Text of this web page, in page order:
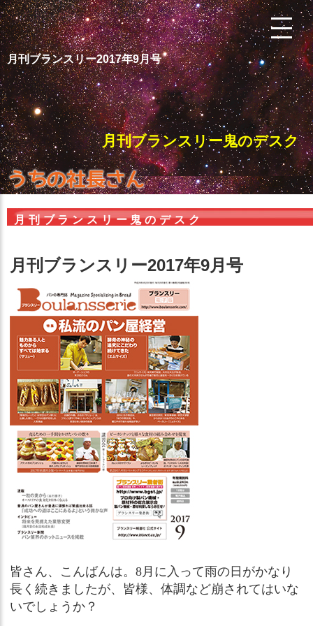
月刊ブランスリー2017年9月号
月刊ブランスリー鬼のデスク
月刊ブランスリー鬼のデスク
月刊ブランスリー2017年9月号
皆さん、こんばんは。8月に入って雨の日がかなり
長く続きましたが、皆様、体調など崩されてはいな
いでしょうか？